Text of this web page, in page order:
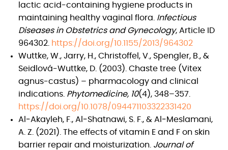
lactic acid-containing hygiene products in
maintaining healthy vaginal flora. Infectious
Diseases in Obstetrics and Gynecology, Article ID
964302. https://doi.org/10.1155/2013/964302
Wuttke, W., Jarry, H., Christoffel, V., Spengler, B., &
Seidlová-Wuttke, D. (2003). Chaste tree (Vitex
agnus-castus) – pharmacology and clinical
indications. Phytomedicine, 10(4), 348–357.
https://doi.org/10.1078/094471103322331420
Al‐Akayleh, F., Al‐Shatnawi, S. F., & Al‐Meslamani,
A. Z. (2021). The effects of vitamin E and F on skin
barrier repair and moisturization. Journal of